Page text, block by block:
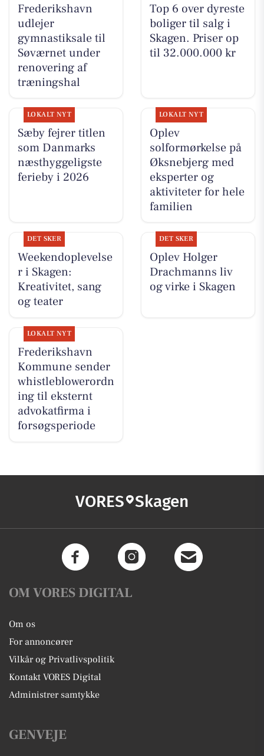
Frederikshavn
udlejer
gymnastiksale til
Søværnet under
renovering af
træningshal
Top 6 over dyreste
boliger til salg i
Skagen. Priser op
til 32.000.000 kr
LOKALT NYT
Sæby fejrer titlen
som Danmarks
næsthyggeligste
ferieby i 2026
LOKALT NYT
Oplev
solformørkelse på
Øksnebjerg med
eksperter og
aktiviteter for hele
familien
DET SKER
Weekendoplevelse
r i Skagen:
Kreativitet, sang
og teater
DET SKER
Oplev Holger
Drachmanns liv
og virke i Skagen
LOKALT NYT
Frederikshavn
Kommune sender
whistleblowerordn
ing til eksternt
advokatfirma i
forsøgsperiode
VORES Skagen
OM VORES DIGITAL
Om os
For annoncører
Vilkår og Privatlivspolitik
Kontakt VORES Digital
Administrer samtykke
GENVEJE